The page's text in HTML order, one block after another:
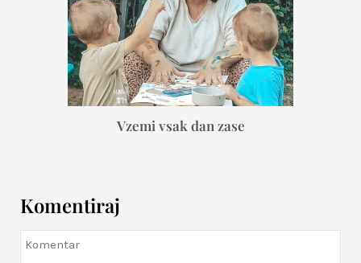
Vzemi vsak dan zase
Komentiraj